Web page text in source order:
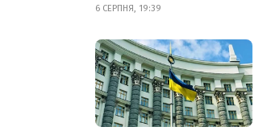
6 СЕРПНЯ, 19:39